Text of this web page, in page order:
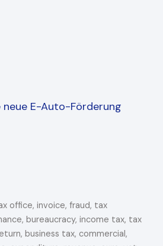
neue E-Auto-Förderung